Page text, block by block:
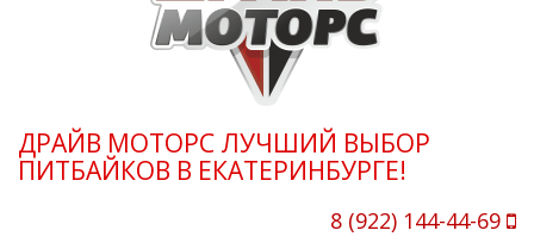
ДРАЙВ МОТОРС ЛУЧШИЙ ВЫБОР
ПИТБАЙКОВ В ЕКАТЕРИНБУРГЕ!
8 (922) 144-44-69